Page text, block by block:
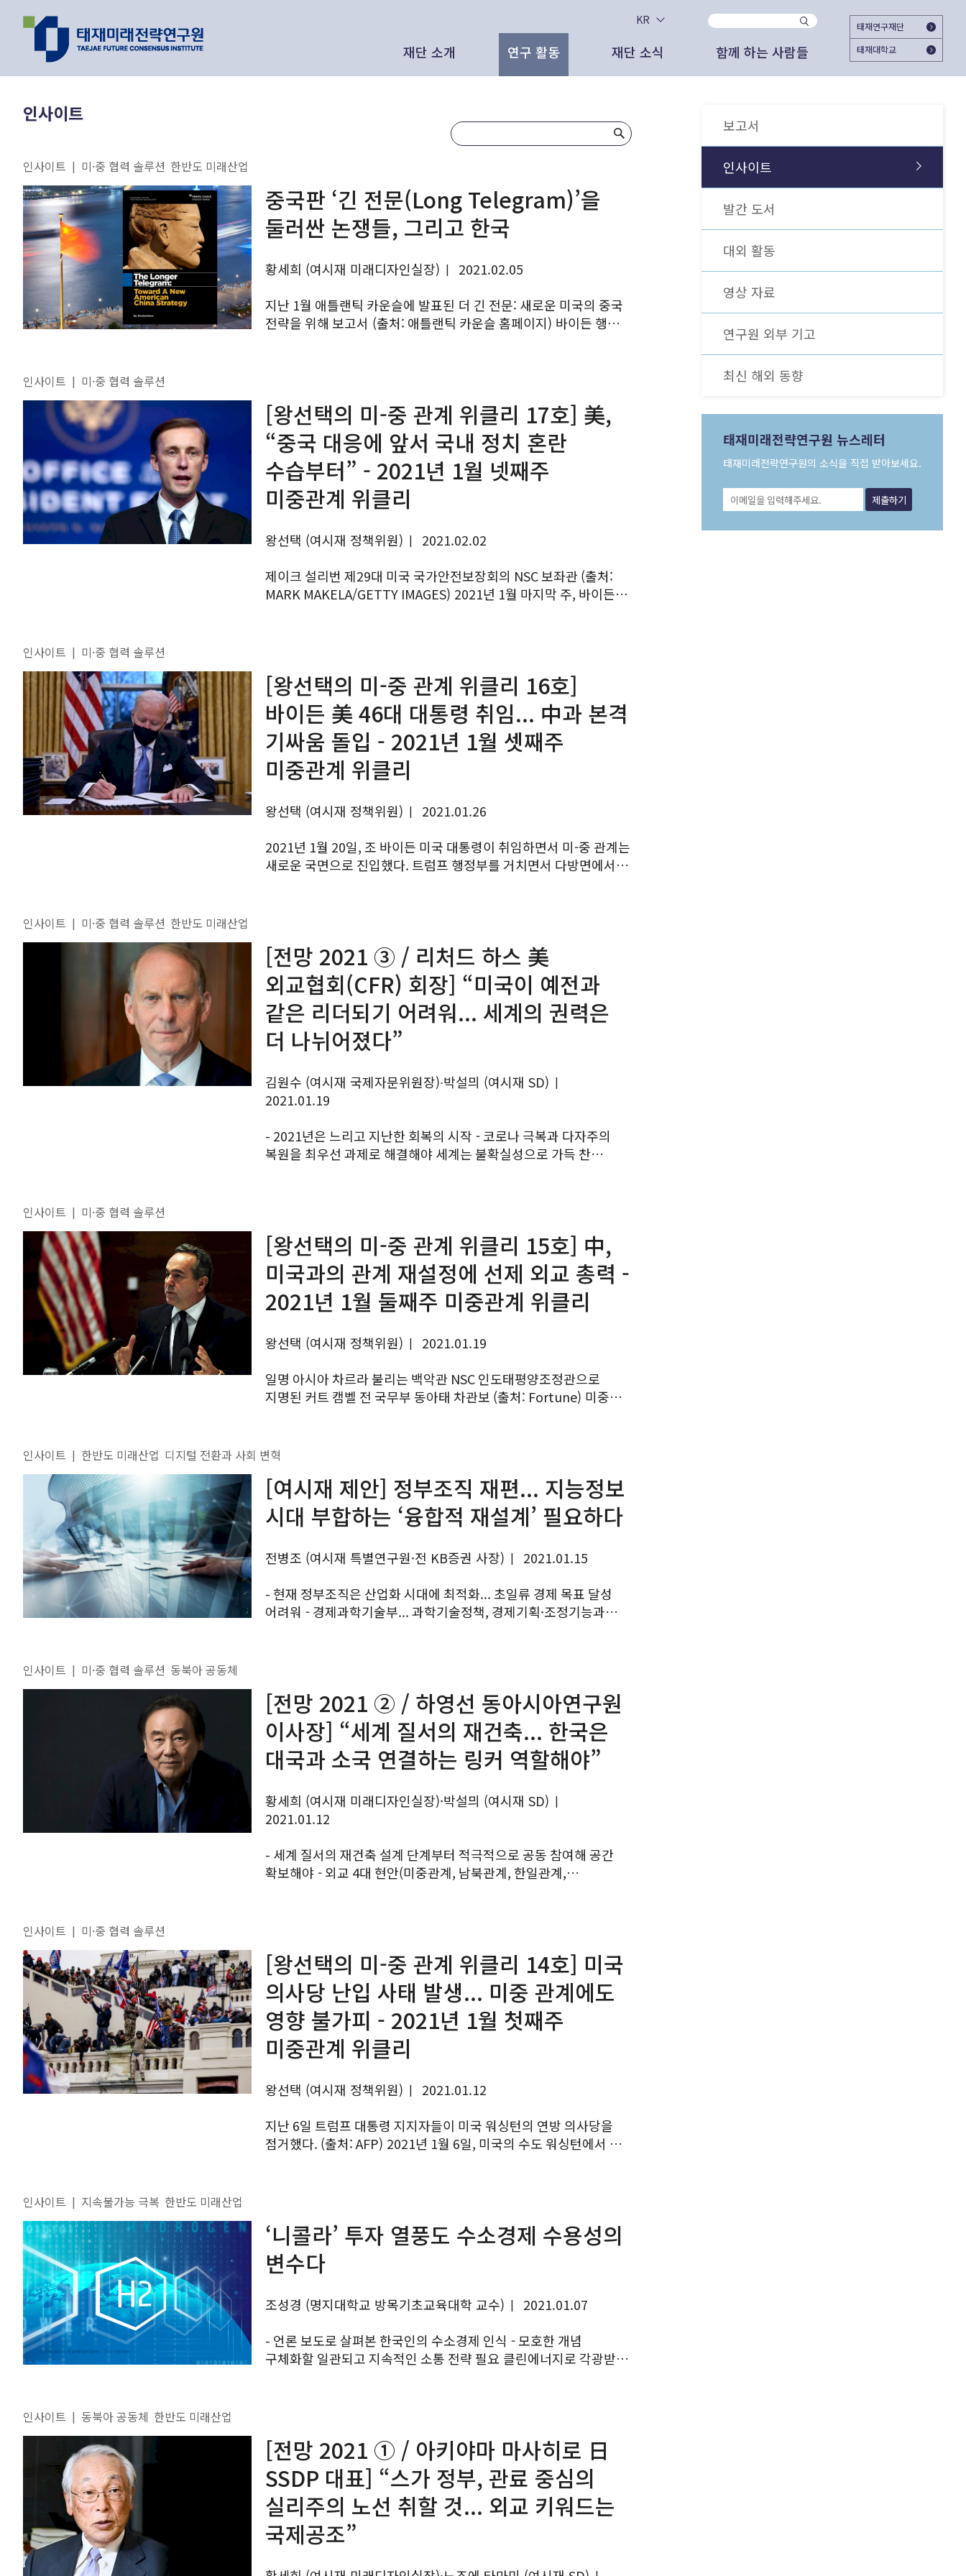
KR
재단 소개 연구 활동 재단 소식 함께 하는 사람들
태재연구재단
태재대학교
보고서
최신 리포트
연구 주제와 과제
이제는 피지컬 AI 시대, 새로운 노동과 새로운 분배의
원리를 찾을 수 있을 것인가 - CES 2026, 피지컬
AI가 바꿔가는 노동과 삶
2026.01.26 유호현 수석연구원 (태재미래전략연구원)
2025 태재미래교육포럼 ＜Agentic AI가
관리자
문명전환과 대학교육 - 태재의 길
젊은이를 위한 미래 엿보기
[북리뷰 / 미션 이코노미] 절망의 시대,
새로운 미래로 이끌어줄 ‘문샷’이 필요하다
더보기
인사말
리더십
조직 현황
연혁
인사이트
발간 도서
연구원 외부 기고
보도자료 외부 협업 활동
대한민국의 미래를 준비하는 여시재와 함께
가입하기
이미 가입하셨다면 로그인 해주세요
인사이트
인사이트 | 미·중 협력 솔루션 한반도 미래산업
중국판 ‘긴 전문(Long Telegram)’을
둘러싼 논쟁들, 그리고 한국
황세희 (여시재 미래디자인실장) |
2021.02.05
지난 1월 애틀랜틱 카운슬에 발표된 더 긴 전문: 새로운 미국의 중국
전략을 위해 보고서 (출처: 애틀랜틱 카운슬 홈페이지) 바이든 행정부
인사이트 | 미·중 협력 솔루션
[왕선택의 미-중 관계 위클리 17호] 美,
“중국 대응에 앞서 국내 정치 혼란
수습부터” - 2021년 1월 넷째주
미중관계 위클리
왕선택 (여시재 정책위원) |
2021.02.02
제이크 설리번 제29대 미국 국가안전보장회의 NSC 보좌관 (출처:
MARK MAKELA/GETTY IMAGES) 2021년 1월 마지막 주, 바이든
인사이트 | 미·중 협력 솔루션
[왕선택의 미-중 관계 위클리 16호]
바이든 美 46대 대통령 취임... 中과 본격
기싸움 돌입 - 2021년 1월 셋째주
미중관계 위클리
왕선택 (여시재 정책위원) |
2021.01.26
2021년 1월 20일, 조 바이든 미국 대통령이 취임하면서 미-중 관계는
새로운 국면으로 진입했다. 트럼프 행정부를 거치면서 다방면에서
인사이트 | 미·중 협력 솔루션 한반도 미래산업
[전망 2021 ③ / 리처드 하스 美
외교협회(CFR) 회장] “미국이 예전과
같은 리더되기 어려워... 세계의 권력은
더 나뉘어졌다”
김원수 (여시재 국제자문위원장)∙박설믜 (여시재 SD) |
2021.01.19
- 2021년은 느리고 지난한 회복의 시작 - 코로나 극복과 다자주의
복원을 최우선 과제로 해결해야 세계는 불확실성으로 가득 찬
인사이트 | 미·중 협력 솔루션
[왕선택의 미-중 관계 위클리 15호] 中,
미국과의 관계 재설정에 선제 외교 총력 -
2021년 1월 둘째주 미중관계 위클리
왕선택 (여시재 정책위원) |
2021.01.19
일명 아시아 차르라 불리는 백악관 NSC 인도태평양조정관으로
지명된 커트 캠벨 전 국무부 동아태 차관보 (출처: Fortune) 미중
인사이트 | 한반도 미래산업 디지털 전환과 사회 변혁
[여시재 제안] 정부조직 재편... 지능정보
시대 부합하는 ‘융합적 재설계’ 필요하다
전병조 (여시재 특별연구원·전 KB증권 사장) |
2021.01.15
- 현재 정부조직은 산업화 시대에 최적화... 초일류 경제 목표 달성
어려워 - 경제과학기술부... 과학기술정책, 경제기획·조정기능과
인사이트 | 미·중 협력 솔루션 동북아 공동체
[전망 2021 ② / 하영선 동아시아연구원
이사장] “세계 질서의 재건축... 한국은
대국과 소국 연결하는 링커 역할해야”
황세희 (여시재 미래디자인실장)·박설믜 (여시재 SD) |
2021.01.12
- 세계 질서의 재건축 설계 단계부터 적극적으로 공동 참여해 공간
확보해야 - 외교 4대 현안(미중관계, 남북관계, 한일관계,
인사이트 | 미·중 협력 솔루션
[왕선택의 미-중 관계 위클리 14호] 미국
의사당 난입 사태 발생... 미중 관계에도
영향 불가피 - 2021년 1월 첫째주
미중관계 위클리
왕선택 (여시재 정책위원) |
2021.01.12
지난 6일 트럼프 대통령 지지자들이 미국 워싱턴의 연방 의사당을
점거했다. (출처: AFP) 2021년 1월 6일, 미국의 수도 워싱턴에서 미
인사이트 | 지속불가능 극복 한반도 미래산업
‘니콜라’ 투자 열풍도 수소경제 수용성의
변수다
조성경 (명지대학교 방목기초교육대학 교수) |
2021.01.07
- 언론 보도로 살펴본 한국인의 수소경제 인식 - 모호한 개념
구체화할 일관되고 지속적인 소통 전략 필요 클린에너지로 각광받고
인사이트 | 동북아 공동체 한반도 미래산업
[전망 2021 ① / 아키야마 마사히로 日
SSDP 대표] “스가 정부, 관료 중심의
실리주의 노선 취할 것... 외교 키워드는
국제공조”
보고서
인사이트
발간 도서
대외 활동
영상 자료
연구원 외부 기고
최신 해외 동향
태재미래전략연구원 뉴스레터
태재미래전략연구원의 소식을 직접 받아보세요.